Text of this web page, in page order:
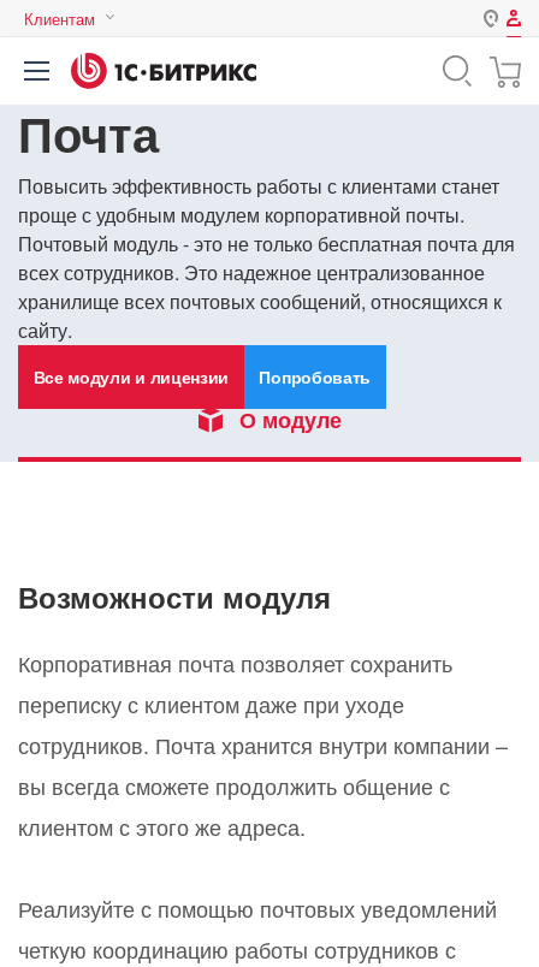
Клиентам
Авторизация
Логин
Пароль
Запомнить меня на этом
компьютере
Забыли свой пароль?
Почта
Повысить эффективность работы с клиентами станет
проще с удобным модулем корпоративной почты.
Почтовый модуль - это не только бесплатная почта для
всех сотрудников. Это надежное централизованное
хранилище всех почтовых сообщений, относящихся к
сайту.
Все модули и лицензии Попробовать
О модуле
Возможности модуля
Корпоративная почта позволяет сохранить
переписку с клиентом даже при уходе
сотрудников. Почта хранится внутри компании –
вы всегда сможете продолжить общение с
клиентом с этого же адреса.
Реализуйте с помощью почтовых уведомлений
четкую координацию работы сотрудников с